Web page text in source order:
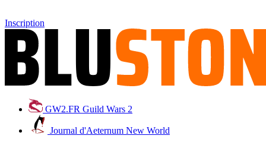
Inscription
GW2.FR Guild Wars 2
Journal d'Aeternum New World